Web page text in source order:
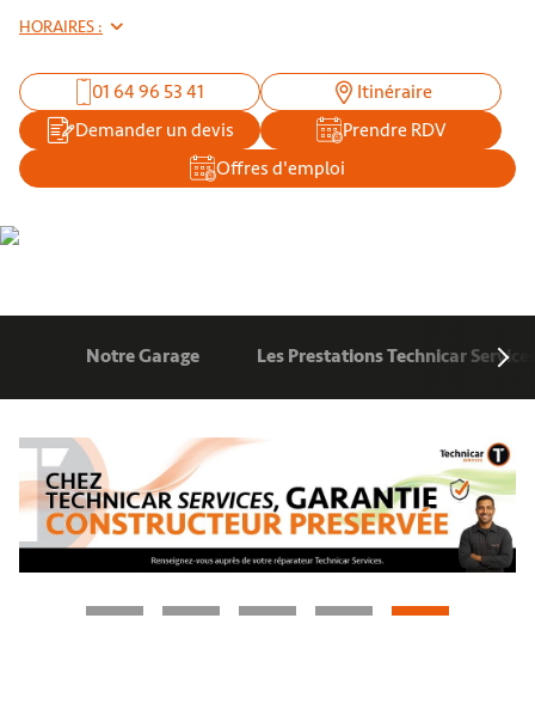
HORAIRES :
01 64 96 53 41
Itinéraire
Demander un devis
Prendre RDV
Offres d'emploi
Notre Garage Les Prestations Technicar